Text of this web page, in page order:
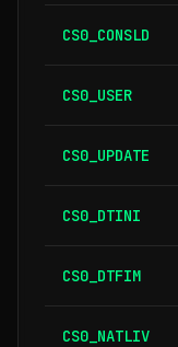
CS0_CONSLD
CS0_USER
CS0_UPDATE
CS0_DTINI
CS0_DTFIM
CS0_NATLIV